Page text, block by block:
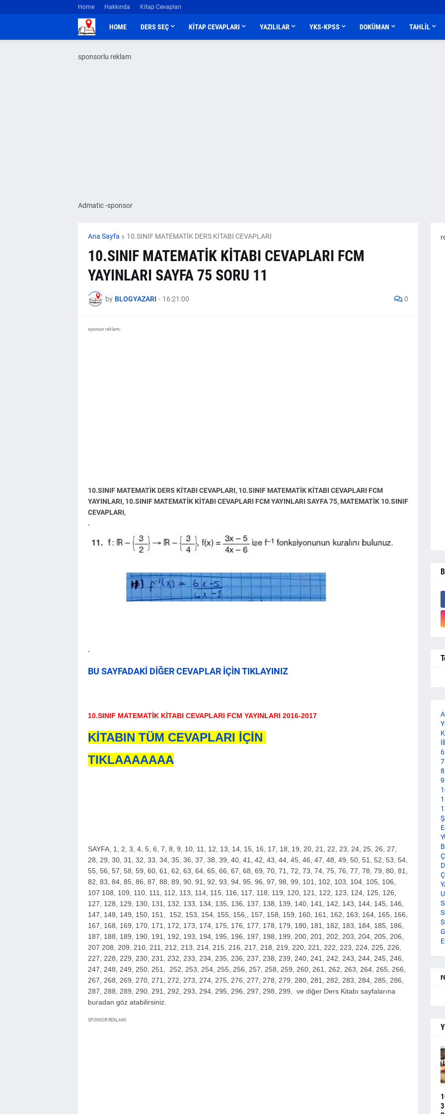
Home Hakkında Kitap Cevapları
HOME DERS SEÇ KİTAP CEVAPLARI YAZILILAR YKS-KPSS DOKÜMAN TAHLİL
sponsorlu reklam
Admatic -sponsor
Ana Sayfa 10.SINIF MATEMATİK DERS KİTABI CEVAPLARI
10.SINIF MATEMATİK KİTABI CEVAPLARI FCM
YAYINLARI SAYFA 75 SORU 11
by BLOGYAZARI - 16:21:00 0
sponsor reklamı
10.SINIF MATEMATİK DERS KİTABI CEVAPLARI, 10.SINIF MATEMATİK KİTABI CEVAPLARI FCM
YAYINLARI, 10.SINIF MATEMATİK KİTABI CEVAPLARI FCM YAYINLARI SAYFA 75, MATEMATİK 10.SINIF
CEVAPLARI,
.
.
BU SAYFADAKİ DİĞER CEVAPLAR İÇİN TIKLAYINIZ
10.SINIF MATEMATİK KİTABI CEVAPLARI FCM YAYINLARI 2016-2017
KİTABIN TÜM CEVAPLARI İÇİN
TIKLAAAAAAA
SAYFA, 1, 2, 3, 4, 5, 6, 7, 8, 9, 10, 11, 12, 13, 14, 15, 16, 17, 18, 19, 20, 21, 22, 23, 24, 25, 26, 27,
28, 29, 30, 31, 32, 33, 34, 35, 36, 37, 38, 39, 40, 41, 42, 43, 44, 45, 46, 47, 48, 49, 50, 51, 52, 53, 54,
55, 56, 57, 58, 59, 60, 61, 62, 63, 64, 65, 66, 67, 68, 69, 70, 71, 72, 73, 74, 75, 76, 77, 78, 79, 80, 81,
82, 83, 84, 85, 86, 87, 88, 89, 90, 91, 92, 93, 94, 95, 96, 97, 98, 99, 101, 102, 103, 104, 105, 106,
107 108, 109, 110, 111, 112, 113, 114, 115, 116, 117, 118, 119, 120, 121, 122, 123, 124, 125, 126,
127, 128, 129, 130, 131, 132, 133, 134, 135, 136, 137, 138, 139, 140, 141, 142, 143, 144, 145, 146,
147, 148, 149, 150, 151, 152, 153, 154, 155, 156,, 157, 158, 159, 160, 161, 162, 163, 164, 165, 166,
167, 168, 169, 170, 171, 172, 173, 174, 175, 176, 177, 178, 179, 180, 181, 182, 183, 184, 185, 186,
187, 188, 189, 190, 191, 192, 193, 194, 195, 196, 197, 198, 199, 200, 201, 202, 203, 204, 205, 206,
207 208, 209, 210, 211, 212, 213, 214, 215, 216, 217, 218, 219, 220, 221, 222, 223, 224, 225, 226,
227, 228, 229, 230, 231, 232, 233, 234, 235, 236, 237, 238, 239, 240, 241, 242, 243, 244, 245, 246,
247, 248, 249, 250, 251, 252, 253, 254, 255, 256, 257, 258, 259, 260, 261, 262, 263, 264, 265, 266,
267, 268, 269, 270, 271, 272, 273, 274, 275, 276, 277, 278, 279, 280, 281, 282, 283, 284, 285, 286,
287, 288, 289, 290, 291, 292, 293, 294, 295, 296, 297, 298, 299, ve diğer Ders Kitabı sayfalarına
buradan göz atabilirsiniz.
SPONSOR REKLAMI